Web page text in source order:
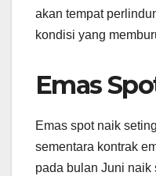
akan tempat
kondisi yang
Emas
Emas spot naik
sementara kontrak
pada bulan Juni naik